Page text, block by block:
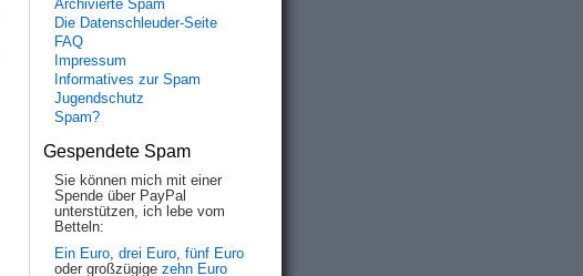
Archivierte Spam
Die Datenschleuder-Seite
FAQ
Impressum
Informatives zur Spam
Jugendschutz
Spam?
Gespendete Spam
Sie können mich mit einer
Spende über PayPal
unterstützen, ich lebe vom
Betteln:
Ein Euro, drei Euro, fünf Euro
oder großzügige zehn Euro